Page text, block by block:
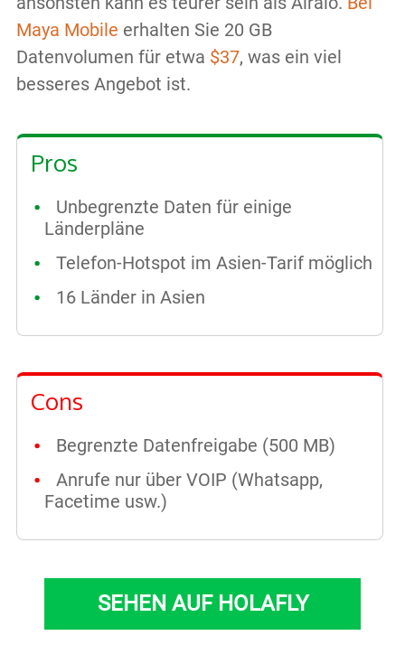
Maya Mobile erhalten Sie 20 GB
Datenvolumen für etwa $37, was ein viel
besseres Angebot ist.
Pros
Unbegrenzte Daten für einige
Länderpläne
Telefon-Hotspot im Asien-Tarif möglich
16 Länder in Asien
Cons
Begrenzte Datenfreigabe (500 MB)
Anrufe nur über VOIP (Whatsapp,
Facetime usw.)
SEHEN AUF HOLAFLY